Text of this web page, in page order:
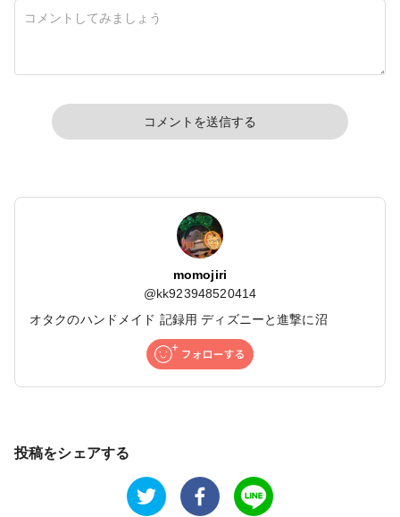
UVレジン クラフト
コメントを送信する
momojiri
@kk923948520414
オタクのハンドメイド 記録用 ディズニーと進撃に沼
投稿をシェアする